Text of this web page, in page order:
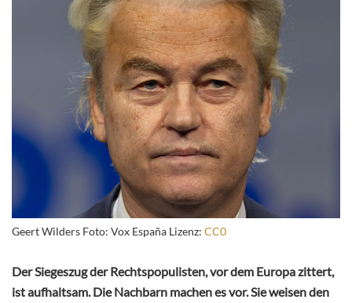
Geert Wilders Foto: Vox España Lizenz: CC0
Der Siegeszug der Rechtspopulisten, vor dem Europa zittert,
ist aufhaltsam. Die Nachbarn machen es vor. Sie weisen den